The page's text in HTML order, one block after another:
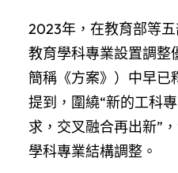
2023年，在教育部等
教育學科專業設置調整
簡稱《方案》）中早已
提到，圍繞“新的工科
求，交叉融合再出新”
學科專業結構調整。